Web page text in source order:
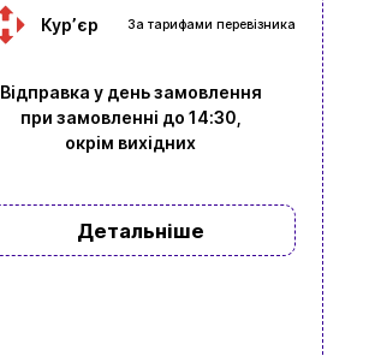
Курʼєр За тарифами перевізника
Відправка у день замовлення
при замовленні до 14:30,
окрім вихідних
Детальніше